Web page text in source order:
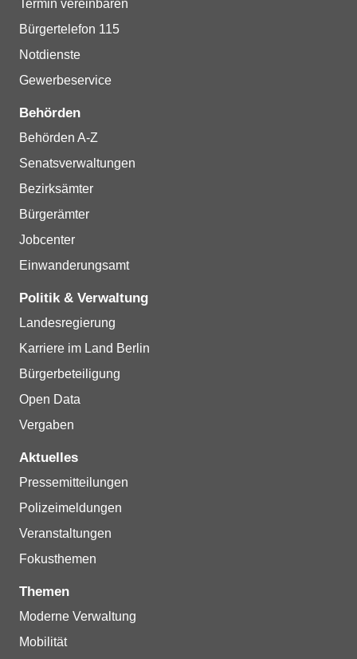
Termin vereinbaren
Bürgertelefon 115
Notdienste
Gewerbeservice
Behörden
Behörden A-Z
Senatsverwaltungen
Bezirksämter
Bürgerämter
Jobcenter
Einwanderungsamt
Politik & Verwaltung
Landesregierung
Karriere im Land Berlin
Bürgerbeteiligung
Open Data
Vergaben
Aktuelles
Pressemitteilungen
Polizeimeldungen
Veranstaltungen
Fokusthemen
Themen
Moderne Verwaltung
Mobilität